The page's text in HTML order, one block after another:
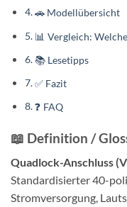
🚗 Modellübersicht
📊 Vergleich:
📚 Lesetipps
✅ Fazit
❓ FAQ
📖 Definition /
Quadlock-Anschluss
Standardisierter 40-
Stromversorgung,